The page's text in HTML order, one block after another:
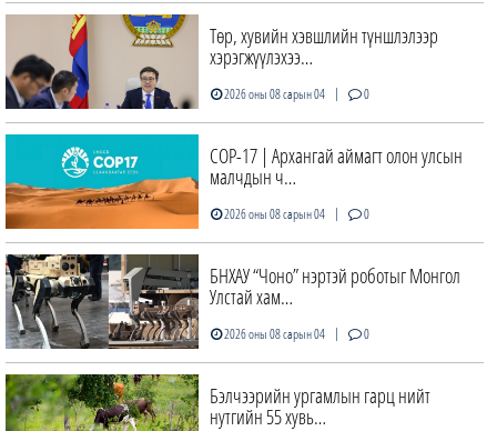
Төр, хувийн хэвшлийн түншлэлээр
хэрэгжүүлэхээ…
2026 оны 08 сарын 04 | 0
COP-17 | Архангай аймагт олон улсын
малчдын ч…
2026 оны 08 сарын 04 | 0
БНХАУ “Чоно” нэртэй роботыг Монгол
Улстай хам…
2026 оны 08 сарын 04 | 0
Бэлчээрийн ургамлын гарц нийт
нутгийн 55 хувь…